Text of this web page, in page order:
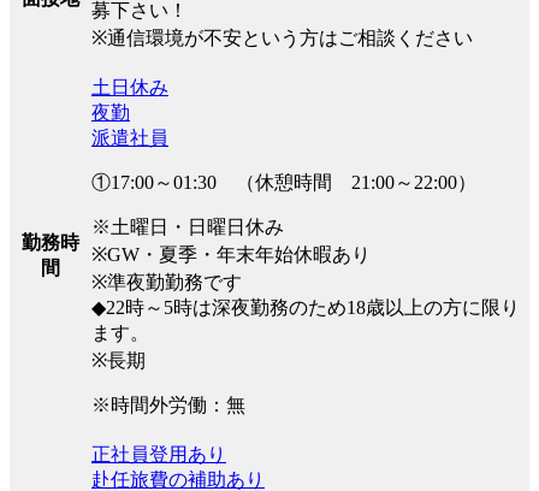
募下さい！
※通信環境が不安という方はご相談ください
勤務時
間
土日休み
夜勤
派遣社員
①17:00～01:30 （休憩時間 21:00～22:00）
※土曜日・日曜日休み
※GW・夏季・年末年始休暇あり
※準夜勤勤務です
◆22時～5時は深夜勤務のため18歳以上の方に限り
ます。
※長期
※時間外労働：無
正社員登用あり
赴任旅費の補助あり